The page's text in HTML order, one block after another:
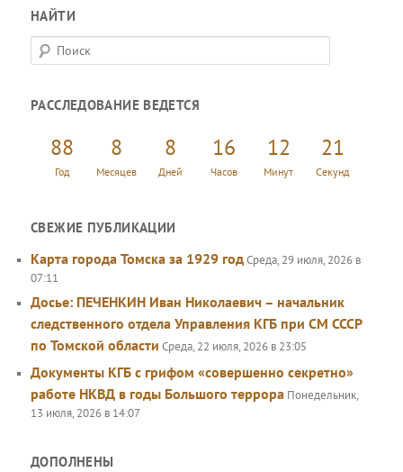
НАЙТИ
П
о
с
РАССЛЕДОВАНИЕ ВЕДЕТСЯ
88
Год
8
Месяцев
8
Дней
16
Часов
12
Минут
21
Секунд
СВЕЖИЕ ПУБЛИКАЦИИ
Карта города Томска за 1929 годСреда, 29 июля, 2026 в
07:11
Досье: ПЕЧЕНКИН Иван Николаевич – начальник
следственного отдела Управления КГБ при СМ СССР
по Томской области Среда, 22 июля, 2026 в 23:05
Документы КГБ с грифом «совершенно секретно»
работе НКВД в годы Большого террора Понедельник,
13 июля, 2026 в 14:07
ДОПОЛНЕНЫ